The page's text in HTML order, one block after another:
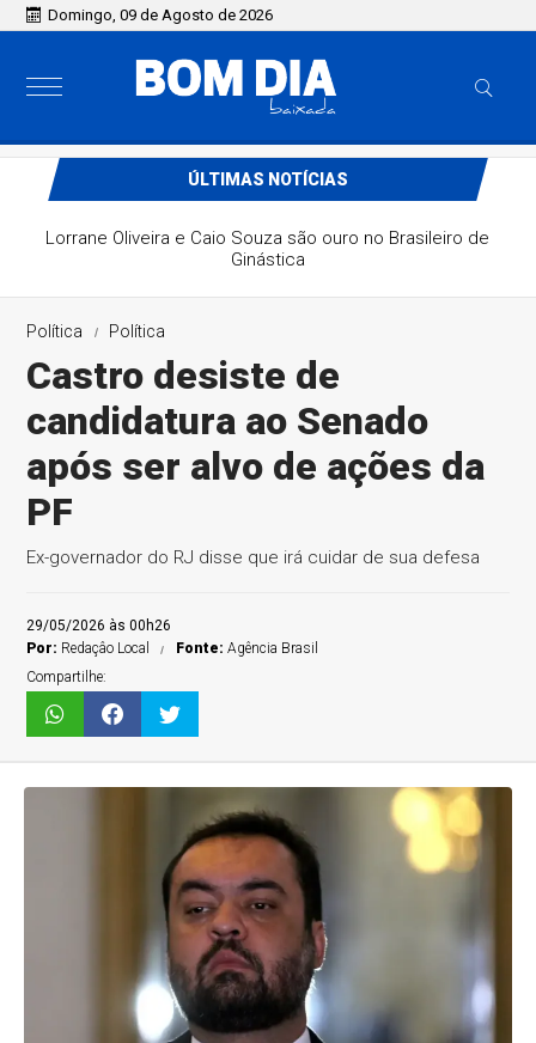
Domingo, 09 de Agosto de 2026
ÚLTIMAS NOTÍCIAS
Lorrane Oliveira e Caio Souza são ouro no Brasileiro de
Ginástica
Política Política
Castro desiste de
candidatura ao Senado
após ser alvo de ações da
PF
Ex-governador do RJ disse que irá cuidar de sua defesa
29/05/2026 às 00h26
Por: Redaçâo Local Fonte:Agência Brasil
Compartilhe: